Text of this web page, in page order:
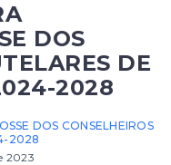
DOS
DE
2028
DOS CONSELHEIROS
2028
2023